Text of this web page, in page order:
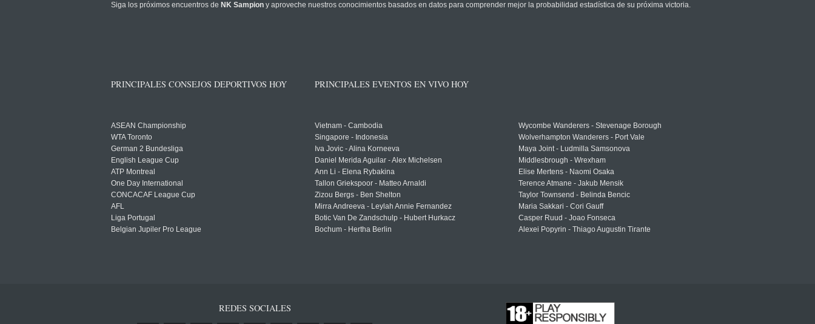
Siga los próximos encuentros de NK Sampion y aproveche nuestros conocimientos basados en datos para comprender mejor la probabilidad estadística de su próxima victoria.
PRINCIPALES CONSEJOS DEPORTIVOS HOY
ASEAN Championship
WTA Toronto
German 2 Bundesliga
English League Cup
ATP Montreal
One Day International
CONCACAF League Cup
AFL
Liga Portugal
Belgian Jupiler Pro League
PRINCIPALES EVENTOS EN VIVO HOY
Vietnam - Cambodia
Singapore - Indonesia
Iva Jovic - Alina Korneeva
Daniel Merida Aguilar - Alex Michelsen
Ann Li - Elena Rybakina
Tallon Griekspoor - Matteo Arnaldi
Zizou Bergs - Ben Shelton
Mirra Andreeva - Leylah Annie Fernandez
Botic Van De Zandschulp - Hubert Hurkacz
Bochum - Hertha Berlin
Wycombe Wanderers - Stevenage Borough
Wolverhampton Wanderers - Port Vale
Maya Joint - Ludmilla Samsonova
Middlesbrough - Wrexham
Elise Mertens - Naomi Osaka
Terence Atmane - Jakub Mensik
Taylor Townsend - Belinda Bencic
Maria Sakkari - Cori Gauff
Casper Ruud - Joao Fonseca
Alexei Popyrin - Thiago Augustin Tirante
REDES SOCIALES